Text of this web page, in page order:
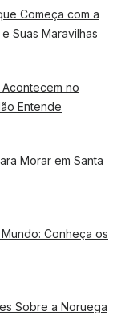
Começa com a
Suas Maravilhas
Acontecem no
Entende
Morar em Santa
Conheça os
Sobre a Noruega